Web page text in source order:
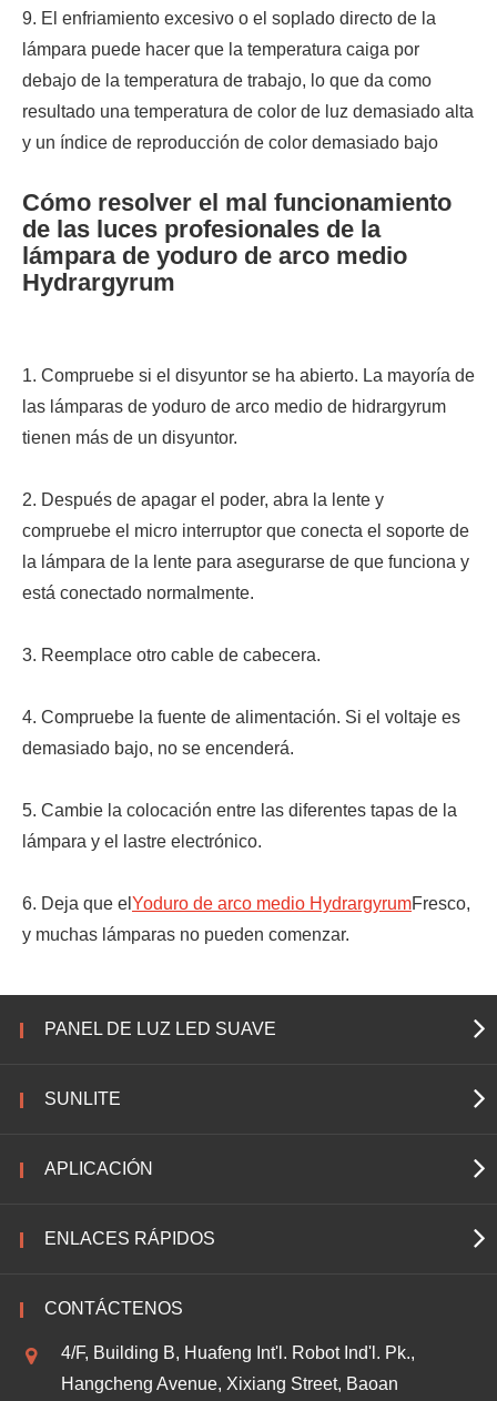
9. El enfriamiento excesivo o el soplado directo de la
lámpara puede hacer que la temperatura caiga por
debajo de la temperatura de trabajo, lo que da como
resultado una temperatura de color de luz demasiado alta
y un índice de reproducción de color demasiado bajo
Cómo resolver el mal funcionamiento
de las luces profesionales de la
lámpara de yoduro de arco medio
Hydrargyrum
1. Compruebe si el disyuntor se ha abierto. La mayoría de
las lámparas de yoduro de arco medio de hidrargyrum
tienen más de un disyuntor.
2. Después de apagar el poder, abra la lente y
compruebe el micro interruptor que conecta el soporte de
la lámpara de la lente para asegurarse de que funciona y
está conectado normalmente.
3. Reemplace otro cable de cabecera.
4. Compruebe la fuente de alimentación. Si el voltaje es
demasiado bajo, no se encenderá.
5. Cambie la colocación entre las diferentes tapas de la
lámpara y el lastre electrónico.
6. Deja que el Yoduro de arco medio HydrargyrumFresco,
y muchas lámparas no pueden comenzar.
PANEL DE LUZ LED SUAVE
SUNLITE
APLICACIÓN
ENLACES RÁPIDOS
CONTÁCTENOS
4/F, Building B, Huafeng Int'l. Robot Ind'l. Pk.,
Hangcheng Avenue, Xixiang Street, Baoan